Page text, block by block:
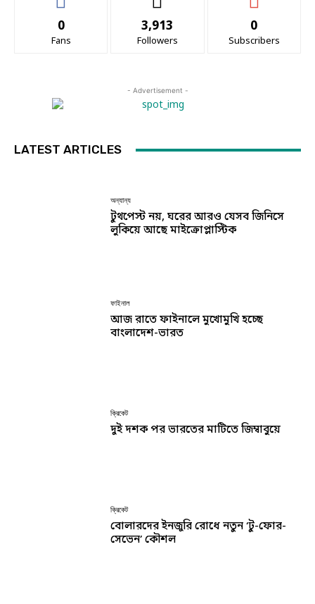
0
Fans
3,913
Followers
0
Subscribers
- Advertisement -
LATEST ARTICLES
অন্যান্য
টুথপেস্ট নয়, ঘরের আরও যেসব জিনিসে
লুকিয়ে আছে মাইক্রোপ্লাস্টিক
ফাইনাল
আজ রাতে ফাইনালে মুখোমুখি হচ্ছে
বাংলাদেশ-ভারত
ক্রিকেট
দুই দশক পর ভারতের মাটিতে জিম্বাবুয়ে
ক্রিকেট
বোলারদের ইনজুরি রোধে নতুন ‘টু-ফোর-
সেভেন’ কৌশল